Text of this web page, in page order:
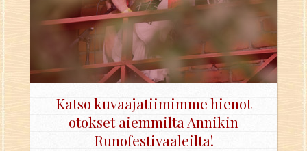
Katso kuvaajatiimimme hienot
otokset aiemmilta Annikin
Runofestivaaleilta!